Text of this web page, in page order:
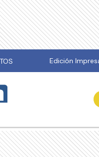
Edición